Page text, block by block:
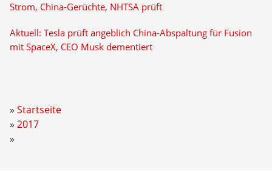
Strom, China-Gerüchte, NHTSA prüft
Aktuell: Tesla prüft angeblich China-Abspaltung für Fusion
mit SpaceX, CEO Musk dementiert
Startseite
2017